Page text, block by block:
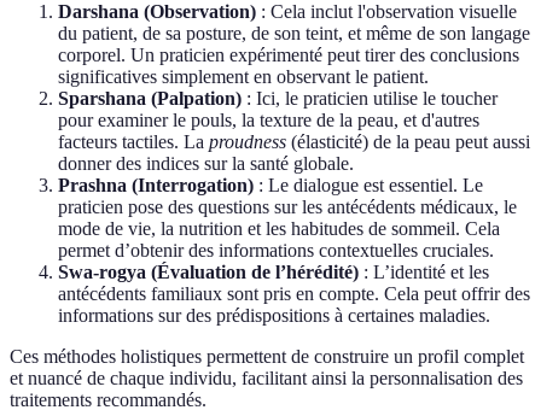
Darshana (Observation) : Cela inclut l'observation visuelle
du patient, de sa posture, de son teint, et même de son langage
corporel. Un praticien expérimenté peut tirer des conclusions
significatives simplement en observant le patient.
Sparshana (Palpation) : Ici, le praticien utilise le toucher
pour examiner le pouls, la texture de la peau, et d'autres
facteurs tactiles. La proudness (élasticité) de la peau peut aussi
donner des indices sur la santé globale.
Prashna (Interrogation) : Le dialogue est essentiel. Le
praticien pose des questions sur les antécédents médicaux, le
mode de vie, la nutrition et les habitudes de sommeil. Cela
permet d’obtenir des informations contextuelles cruciales.
Swa-rogya (Évaluation de l’hérédité) : L’identité et les
antécédents familiaux sont pris en compte. Cela peut offrir des
informations sur des prédispositions à certaines maladies.
Ces méthodes holistiques permettent de construire un profil complet
et nuancé de chaque individu, facilitant ainsi la personnalisation des
traitements recommandés.